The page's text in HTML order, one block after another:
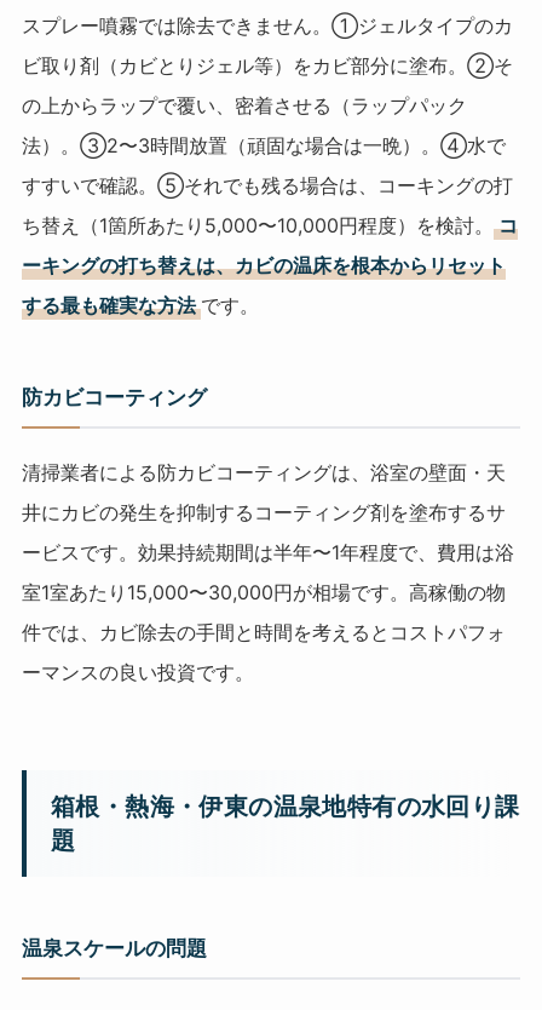
スプレー噴霧では除去できません。①ジェルタイプのカ
ビ取り剤（カビとりジェル等）をカビ部分に塗布。②そ
の上からラップで覆い、密着させる（ラップパック
法）。③2〜3時間放置（頑固な場合は一晩）。④水で
すすいで確認。⑤それでも残る場合は、コーキングの打
ち替え（1箇所あたり5,000〜10,000円程度）を検討。
コ
ーキングの打ち替えは、カビの温床を根本からリセット
する最も確実な方法 です。
防カビコーティング
清掃業者による防カビコーティングは、浴室の壁面・天
井にカビの発生を抑制するコーティング剤を塗布するサ
ービスです。効果持続期間は半年〜1年程度で、費用は浴
室1室あたり15,000〜30,000円が相場です。高稼働の物
件では、カビ除去の手間と時間を考えるとコストパフォ
ーマンスの良い投資です。
箱根・熱海・伊東の温泉地特有の水回り課
題
温泉スケールの問題